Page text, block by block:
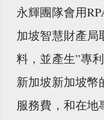
永輝團隊會用
加坡智慧財產局
料，並產生”專
新加坡新加坡幣
服務費，和在地